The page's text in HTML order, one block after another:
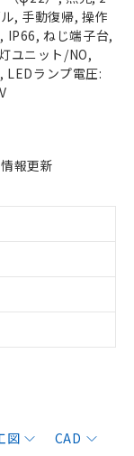
, 手動復帰, 操作
IP66, ねじ端子台,
ユニット/NO,
LEDランプ電圧:
報更新
図
CAD